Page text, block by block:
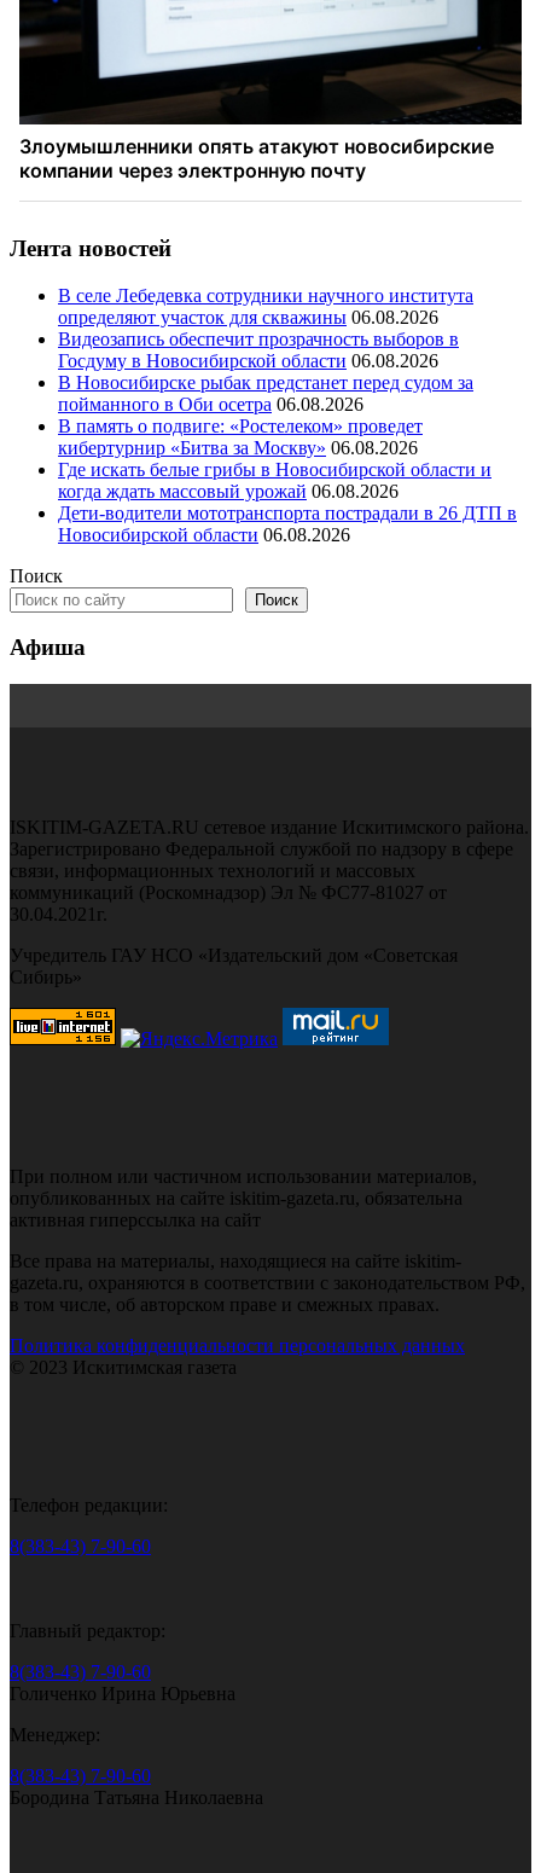
Лента новостей
В селе Лебедевка сотрудники научного института
определяют участок для скважины 06.08.2026
Видеозапись обеспечит прозрачность выборов в
Госдуму в Новосибирской области 06.08.2026
В Новосибирске рыбак предстанет перед судом за
пойманного в Оби осетра 06.08.2026
В память о подвиге: «Ростелеком» проведет
кибертурнир «Битва за Москву» 06.08.2026
Где искать белые грибы в Новосибирской области и
когда ждать массовый урожай 06.08.2026
Дети-водители мототранспорта пострадали в 26 ДТП в
Новосибирской области 06.08.2026
Поиск
Поиск
Афиша
ISKITIM-GAZETA.RU сетевое издание Искитимского района.
Зарегистрировано Федеральной службой по надзору в сфере
связи, информационных технологий и массовых
коммуникаций (Роскомнадзор) Эл № ФС77-81027 от
30.04.2021г.
Учредитель ГАУ НСО «Издательский дом «Советская
Сибирь»
При полном или частичном использовании материалов,
опубликованных на сайте iskitim-gazeta.ru, обязательна
активная гиперссылка на сайт
Все права на материалы, находящиеся на сайте iskitim-
gazeta.ru, охраняются в соответствии с законодательством РФ,
в том числе, об авторском праве и смежных правах.
Политика конфиденциальности персональных данных
© 2023 Искитимская газета
Телефон редакции:
8(383-43) 7-90-60
Главный редактор:
8(383-43) 7-90-60
Голиченко Ирина Юрьевна
Менеджер:
8(383-43) 7-90-60
Бородина Татьяна Николаевна